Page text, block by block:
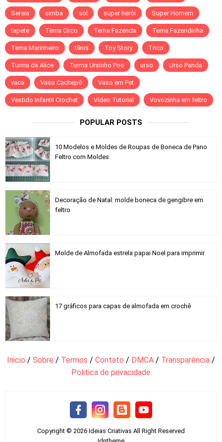
Sereia simba sol super herói Super Homem
tapete Tema Circo Tema Fazenda Tema Fazendinha
Tema Marinheiro tênis Toy Story Trico
Turma da Alice Turma Ursinho Poo urso Urso Panda
vaca Vaso Cachepô Vaso em Pet
Vestido Infantil Crochet Vídeo Tutorial Vovozinha em feltro
POPULAR POSTS
10 Modelos e Moldes de Roupas de Boneca de Pano
Feltro com Moldes
Decoração de Natal: molde boneca de gengibre em
feltro
Molde de Almofada estrela papai Noel para imprimir
17 gráficos para capas de almofada em crochê
Inicio / Sobre / Termos / Contato / DMCA / Transparência /
Politica de privacidade
Copyright © 2026 Ideias Criativas All Right Reserved